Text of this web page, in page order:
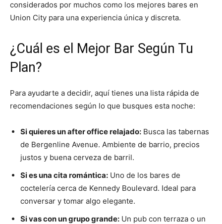
considerados por muchos como los mejores bares en
Union City para una experiencia única y discreta.
¿Cuál es el Mejor Bar Según Tu
Plan?
Para ayudarte a decidir, aquí tienes una lista rápida de
recomendaciones según lo que busques esta noche:
Si quieres un after office relajado: Busca las tabernas
de Bergenline Avenue. Ambiente de barrio, precios
justos y buena cerveza de barril.
Si es una cita romántica: Uno de los bares de
coctelería cerca de Kennedy Boulevard. Ideal para
conversar y tomar algo elegante.
Si vas con un grupo grande: Un pub con terraza o un